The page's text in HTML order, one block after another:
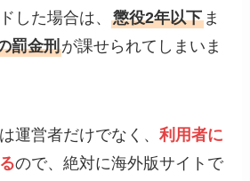
した場合は、懲役2年以下 ま
罰金刑が課せられてしまいま
運営者だけでなく、利用者に
ので、絶対に海外版サイトで